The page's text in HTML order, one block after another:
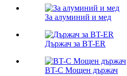
За алуминий и мед
Държач за BT-ER
BT-C Мощен държач